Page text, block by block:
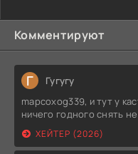
Комментируют
Г Гугугу
mapcoxog339, и тут у
ничего годного снять не
ХЕЙТЕР (2026)